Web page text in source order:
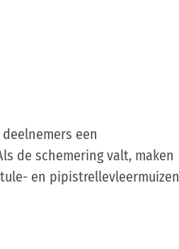
een
de schemering valt, maken
en pipistrellevleermuizen